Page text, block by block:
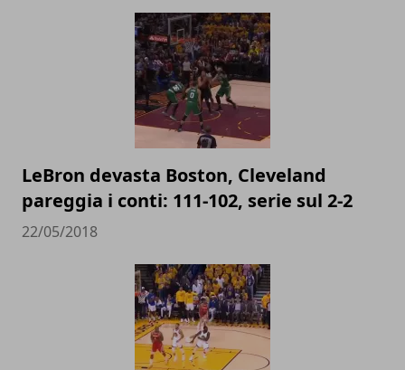
LeBron devasta Boston, Cleveland
pareggia i conti: 111-102, serie sul 2-2
22/05/2018